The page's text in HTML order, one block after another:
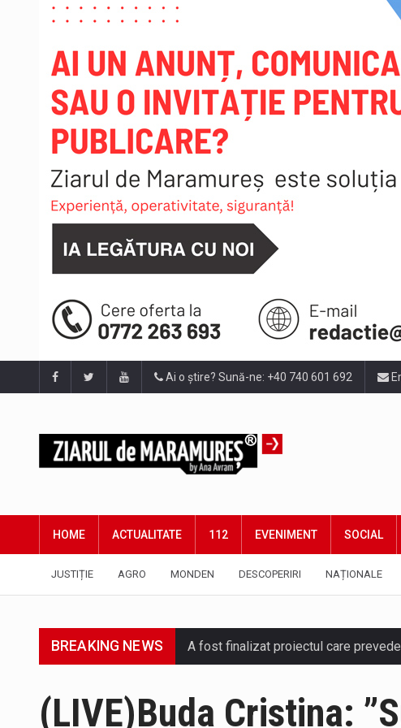
Ai o știre? Sună-ne: +40 740 601 692
HOME ACTUALITATE 112 EVENIMENT SOCIAL
JUSTIȚIE AGRO MONDEN DESCOPERIRI NAȚIONALE
BREAKING NEWS A fost finalizat proiectul care
(LIVE)Buda Cristina: